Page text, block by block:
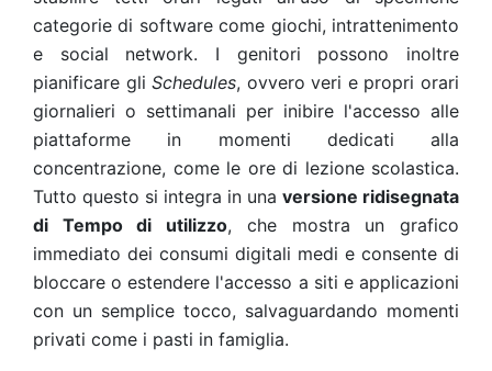
categorie di software come giochi, intrattenimento
e social network. I genitori possono inoltre
pianificare gliSchedules, ovvero veri e propri orari
giornalieri o settimanali per inibire l'accesso alle
piattaforme in momenti dedicati alla
concentrazione, come le ore di lezione scolastica.
Tutto questo si integra in una versione ridisegnata
di Tempo di utilizzo, che mostra un grafico
immediato dei consumi digitali medi e consente di
bloccare o estendere l'accesso a siti e applicazioni
con un semplice tocco, salvaguardando momenti
privati come i pasti in famiglia.